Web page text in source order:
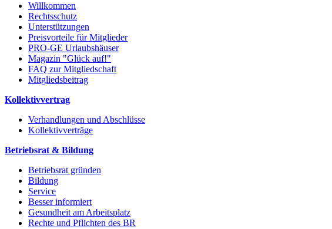
Willkommen
Rechtsschutz
Unterstützungen
Preisvorteile für Mitglieder
PRO-GE Urlaubshäuser
Magazin "Glück auf!"
FAQ zur Mitgliedschaft
Mitgliedsbeitrag
Kollektivvertrag
Verhandlungen und Abschlüsse
Kollektivverträge
Betriebsrat & Bildung
Betriebsrat gründen
Bildung
Service
Besser informiert
Gesundheit am Arbeitsplatz
Rechte und Pflichten des BR